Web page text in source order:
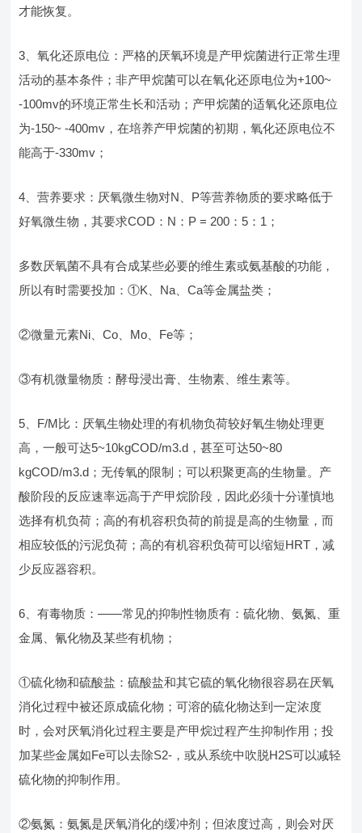
才能恢复。
3、氧化还原电位：严格的厌氧环境是产甲烷菌进行正常生理
活动的基本条件；非产甲烷菌可以在氧化还原电位为+100~
-100mv的环境正常生长和活动；产甲烷菌的适氧化还原电位
为-150~ -400mv，在培养产甲烷菌的初期，氧化还原电位不
能高于-330mv；
4、营养要求：厌氧微生物对N、P等营养物质的要求略低于
好氧微生物，其要求COD：N：P = 200：5：1；
多数厌氧菌不具有合成某些必要的维生素或氨基酸的功能，
所以有时需要投加：①K、Na、Ca等金属盐类；
②微量元素Ni、Co、Mo、Fe等；
③有机微量物质：酵母浸出膏、生物素、维生素等。
5、F/M比：厌氧生物处理的有机物负荷较好氧生物处理更
高，一般可达5~10kgCOD/m3.d，甚至可达50~80
kgCOD/m3.d；无传氧的限制；可以积聚更高的生物量。产
酸阶段的反应速率远高于产甲烷阶段，因此必须十分谨慎地
选择有机负荷；高的有机容积负荷的前提是高的生物量，而
相应较低的污泥负荷；高的有机容积负荷可以缩短HRT，减
少反应器容积。
6、有毒物质：——常见的抑制性物质有：硫化物、氨氮、重
金属、氰化物及某些有机物；
①硫化物和硫酸盐：硫酸盐和其它硫的氧化物很容易在厌氧
消化过程中被还原成硫化物；可溶的硫化物达到一定浓度
时，会对厌氧消化过程主要是产甲烷过程产生抑制作用；投
加某些金属如Fe可以去除S2-，或从系统中吹脱H2S可以减轻
硫化物的抑制作用。
②氨氮：氨氮是厌氧消化的缓冲剂；但浓度过高，则会对厌